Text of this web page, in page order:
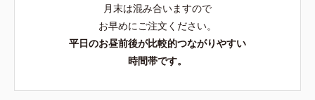
月末は混み合いますので
お早めにご注文ください。
平日のお昼前後が比較的つながりやすい
時間帯です。